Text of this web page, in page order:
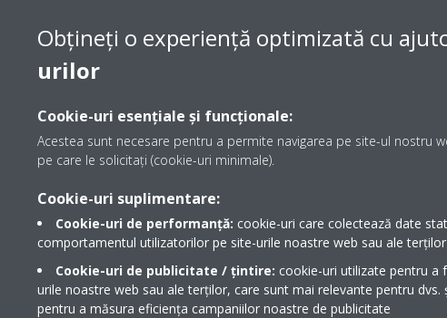
Documentaţie
Sorry, we could not find any
Obțineți o experiență optimizată cu
urilor
Cookie-uri esențiale și funcționale:
Acestea sunt necesare pentru a permite navigarea pe site-ul nostru
pe care le solicitați (cookie-uri minimale).
Cookie-uri suplimentare:
Cookie-uri de performanță: cookie-uri care colectează date
comportamentul utilizatorilor pe site-urile noastre web sau ale terților
Cookie-uri de publicitate / țintire: cookie-uri utilizate pentru a
urile noastre web sau ale terților, care sunt mai relevante pentru dvs.
pentru a măsura eficiența campaniilor noastre de publicitate